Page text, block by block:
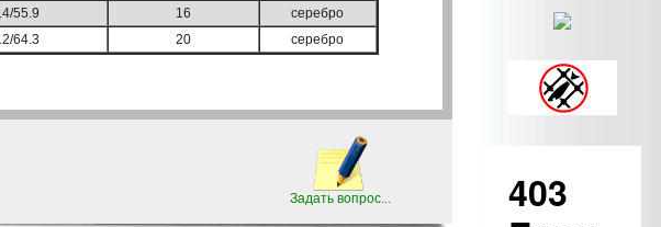
55.9 16
серебро
64.3 20 серебро
Задать вопрос...